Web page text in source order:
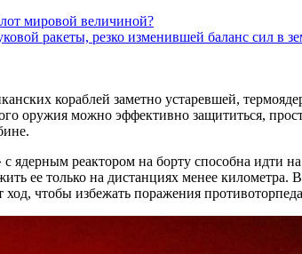
мировой величиной?
ракеты, резко изменившей баланс сил в
кораблей заметно устаревшей,
оружия можно эффективно защититься,
ядерным реактором на борту способна идти
ее только на дистанциях менее
ход, чтобы избежать поражения